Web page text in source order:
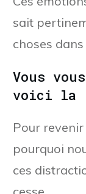
sait
choses
Vous
voici la
Pour
pourquoi
ces